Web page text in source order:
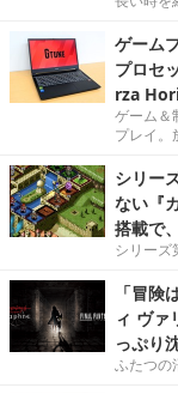
ゲーム
プロセ
rza
ゲーム＆
プレイ。
シリー
ない『
搭載で
シリーズ
「冒険
ィ ヴァ
っぷり
ふたつの